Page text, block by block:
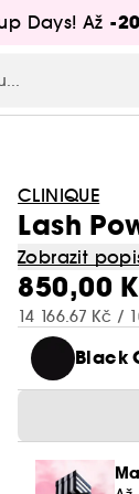
Days! Až -
CLINIQUE
Lash
Zobrazit
850,00
14 166.67 Kč /
Black